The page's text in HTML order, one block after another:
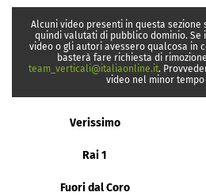
Alcuni video presenti in questa
quindi valutati di pubblico dominio. Se
video o gli autori avessero qualcosa in
basterà fare richiesta di
team_verticali@italiaonline.it.
video nel minor
Verissimo
Rai 1
Fuori dal Coro